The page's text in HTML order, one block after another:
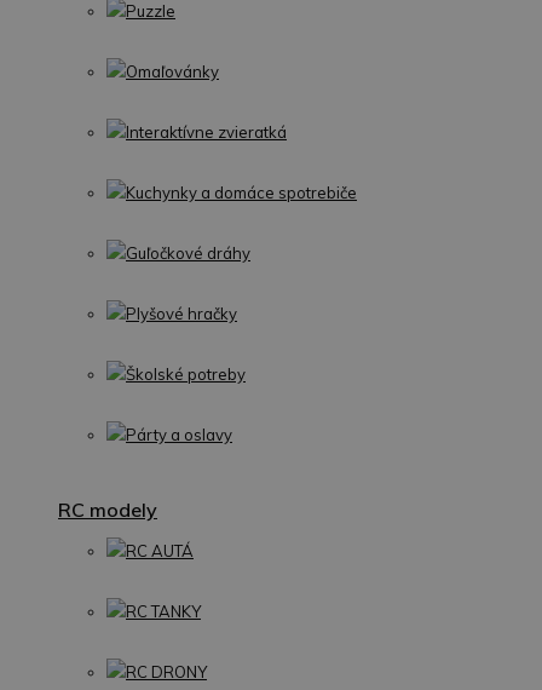
Puzzle
Omaľovánky
Interaktívne zvieratká
Kuchynky a domáce spotrebiče
Guľočkové dráhy
Plyšové hračky
Školské potreby
Párty a oslavy
RC modely
RC AUTÁ
RC TANKY
RC DRONY